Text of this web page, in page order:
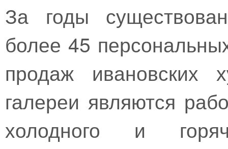
За годы
более 45
продаж ивановских
галереи являются
холодного и